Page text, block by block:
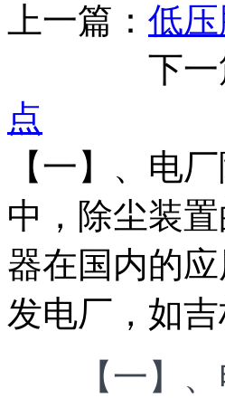
上一篇： 低
下一篇
点
【一】、电
中，除尘装
器在国内的
发电厂，如
【一】、